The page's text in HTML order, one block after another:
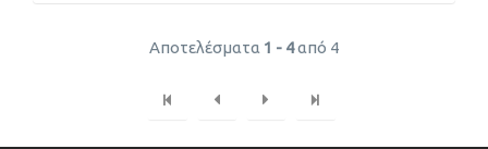
Αποτελέσματα 1 - 4από 4